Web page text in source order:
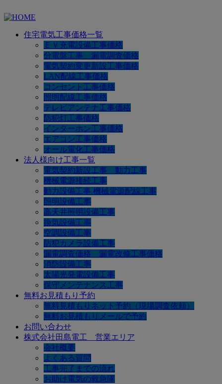
住宅電気工事価格一覧
ＥＶ充電設備工事価格
分電盤工事 漏電調査価格
電気契約変更新設工事価格
LAN配線工事価格
コンセント工事価格
照明配線工事価格
テレビアンテナ工事価格
防犯灯工事価格
インターホン工事価格
エアコン工事価格
オール電化工事価格
法人様向け工事一覧
電気契約新設工事 動力工事
機械電源接続工事
動力設備工事 機械電源配線工事
照明設備工事
高天井照明設備工事
換気設備工事
空調設備工事
防犯カメラ設備工事
漏電調査価格 漏電改修工事価格
消防設備工事
太陽光発電設備工事
保守メンテナンス工事
無料お見積もり予約
無料見積もりネット予約（現場調査依頼）
無料お見積もりメールで予約
お問い合わせ
株式会社田島電工 営業エリア
会社概要
よくある質問
工事完了までの流れ
お助け電気の救急隊